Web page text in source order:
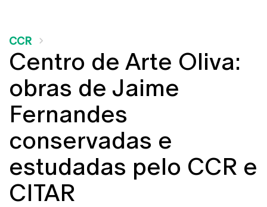
CCR
Centro de Arte Oliva:
obras de Jaime
Fernandes
conservadas e
estudadas pelo CCR e
CITAR